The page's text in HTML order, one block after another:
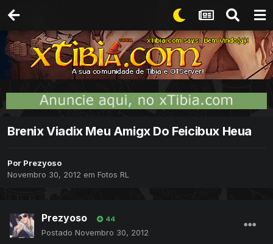
Brenix Viadix Meu Amigx Do Feicibux Heua
Por Prezyoso
Novembro 30, 2012 em Fotos RL
Prezyoso 44
Postado Novembro 30, 2012